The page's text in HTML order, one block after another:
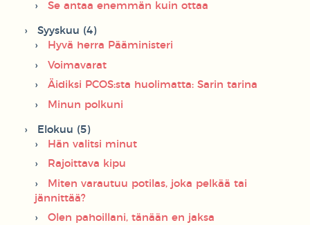
Se antaa enemmän kuin ottaa
Syyskuu (4)
Hyvä herra Pääministeri
Voimavarat
Äidiksi PCOS:sta huolimatta: Sarin tarina
Minun polkuni
Elokuu (5)
Hän valitsi minut
Rajoittava kipu
Miten varautuu potilas, joka pelkää tai
jännittää?
Olen pahoillani, tänään en jaksa